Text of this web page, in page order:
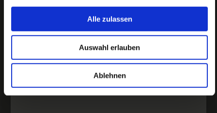
Alle zulassen
Auswahl erlauben
Ablehnen